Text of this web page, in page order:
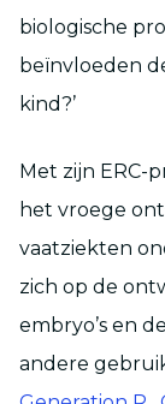
biologische
beïnvloeden
kind?’
Met zijn ERC-
het vroege
vaatziekten
zich op de
embryo’s en
andere